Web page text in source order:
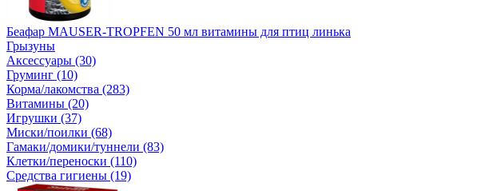
Беафар MAUSER-TROPFEN 50 мл витамины для птиц линька
Грызуны
Аксессуары (30)
Груминг (10)
Корма/лакомства (283)
Витамины (20)
Игрушки (37)
Миски/поилки (68)
Гамаки/домики/туннели (83)
Клетки/переноски (110)
Средства гигиены (19)